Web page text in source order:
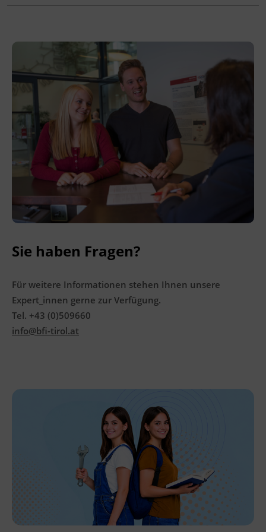
Sie haben Fragen?
Für weitere Informationen stehen Ihnen unsere
Expert_innen gerne zur Verfügung.
Tel. +43 (0)509660
info@bfi-tirol.at